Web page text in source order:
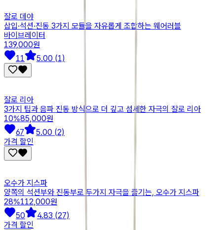
잘로 데야
삽입·석션·진동 3가지 모듈을 자유롭게 조합하는 웨어러블
바이브레이터
139,000원
11
5.00 (1)
잘로 리아
3가지 팁과 음파 진동 방식으로 더 깊고 섬세한 자극의 잘로 리아
10%85,000원
67
5.00 (2)
가격 할인
오수가 지스파
양쪽의 석션부와 진동부로 두가지 자극을 즐기는, 오수가 지스파
28%112,000원
50
4.83 (27)
가격 할인